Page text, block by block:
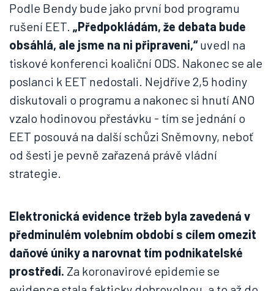
Podle Bendy bude jako první bod programu
rušení EET. „Předpokládám, že debata bude
obsáhlá, ale jsme na ni připraveni,“uvedl na
tiskové konferenci koaliční ODS. Nakonec se ale
poslanci k EET nedostali. Nejdříve 2,5 hodiny
diskutovali o programu a nakonec si hnutí ANO
vzalo hodinovou přestávku - tím se jednání o
EET posouvá na další schůzi Sněmovny, neboť
od šesti je pevně zařazená právě vládní
strategie.
Elektronická evidence tržeb byla zavedená v
předminulém volebním období s cílem omezit
daňové úniky a narovnat tím podnikatelské
prostředí. Za koronavirové epidemie se